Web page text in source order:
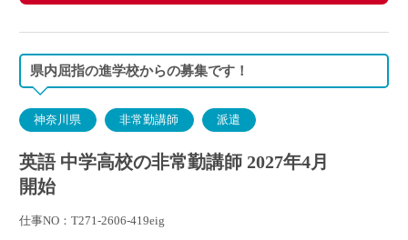
県内屈指の進学校からの募集です！
神奈川県 非常勤講師 派遣
英語 中学高校の非常勤講師 2027年4月
開始
仕事NO：T271-2606-419eig